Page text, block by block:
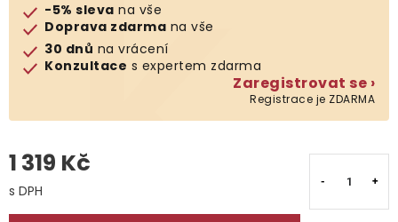
Klub výhod
-5% sleva na vše
Doprava zdarma na vše
30 dnů na vrácení
Konzultace s expertem zdarma
Zaregistrovat se ›
Registrace je ZDARMA
1 319 Kč